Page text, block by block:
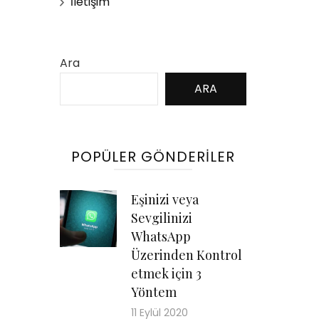
Ara
ARA
POPÜLER GÖNDERILER
Eşinizi veya
Sevgilinizi
WhatsApp
Üzerinden Kontrol
etmek için 3
Yöntem
11 Eylül 2020